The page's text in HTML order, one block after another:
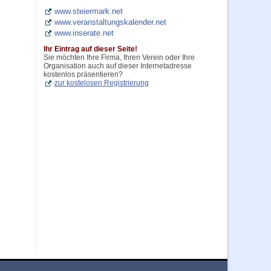
www.steiermark.net
www.veranstaltungskalender.net
www.inserate.net
Ihr Eintrag auf dieser Seite!
Sie möchten Ihre Firma, Ihren Verein oder Ihre
Organisation auch auf dieser Internetadresse
kostenlos präsentieren?
zur kostelosen Registrierung